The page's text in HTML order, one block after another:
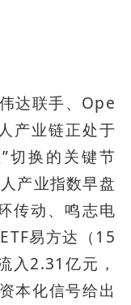
达联手、Ope
产业链正处于
切换的关键节
产业指数早盘
传动、鸣志电
易方达（15
入2.31亿元，
本化信号给出